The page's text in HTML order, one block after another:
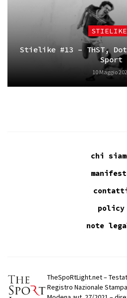
STIELIKE
Stielike #13 – THST,
Sport
10 Maggio
chi
policy
note
TheSpoRtLight.net –
Registro Nazionale